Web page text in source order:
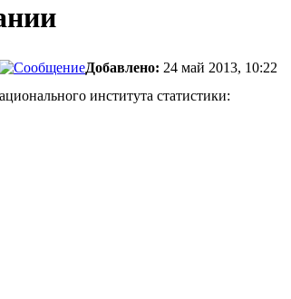
Добавлено: 24 май 2013, 10:22
института статистики: